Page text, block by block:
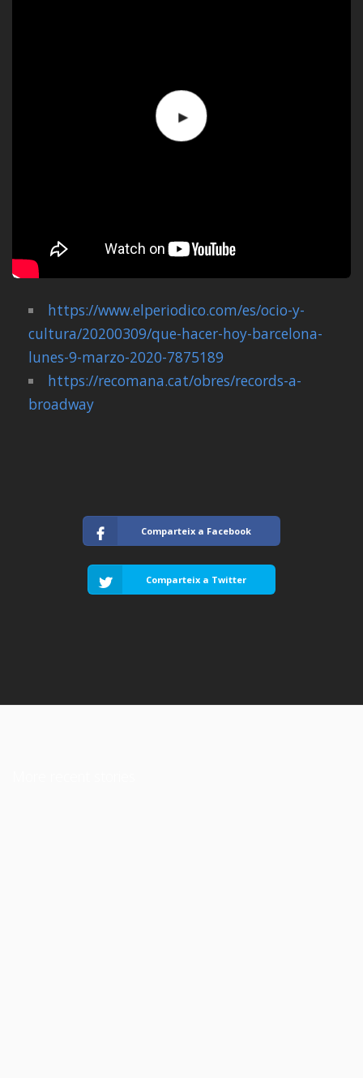
https://www.elperiodico.com/es/ocio-y-
cultura/20200309/que-hacer-hoy-barcelona-
lunes-9-marzo-2020-7875189
https://recomana.cat/obres/records-a-
broadway
Comparteix a Facebook
Comparteix a Twitter